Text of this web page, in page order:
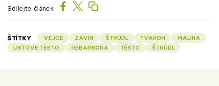
Sdílejte článek
ŠTÍTKY VEJCE ZÁVIN ŠTRÚDL TVAROH
MALINA
LISTOVÉ TĚSTO
REBARBORA TĚSTO ŠTRŮDL